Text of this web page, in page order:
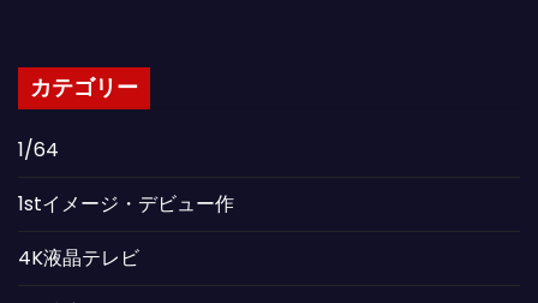
カテゴリー
1/64
1stイメージ・デビュー作
4K液晶テレビ